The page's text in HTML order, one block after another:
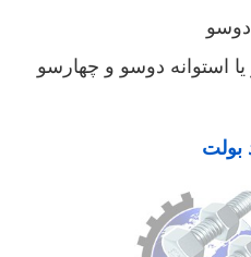
استوانه دوسو و چهارسو
بولت